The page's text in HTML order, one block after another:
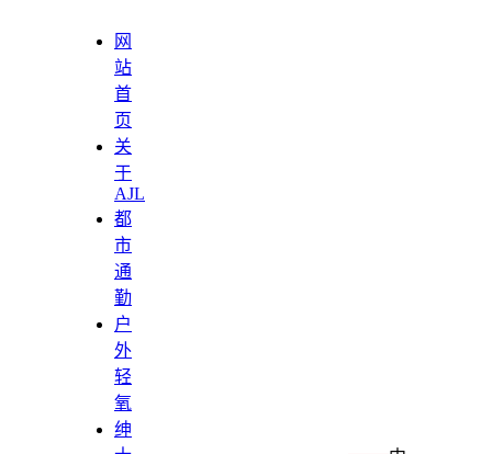
网
站
首
页
关
于
AJL
都
市
通
勤
户
外
轻
氧
绅